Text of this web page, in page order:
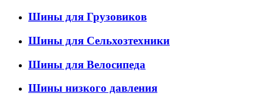
Шины для Грузовиков
Шины для Сельхозтехники
Шины для Велосипеда
Шины низкого давления